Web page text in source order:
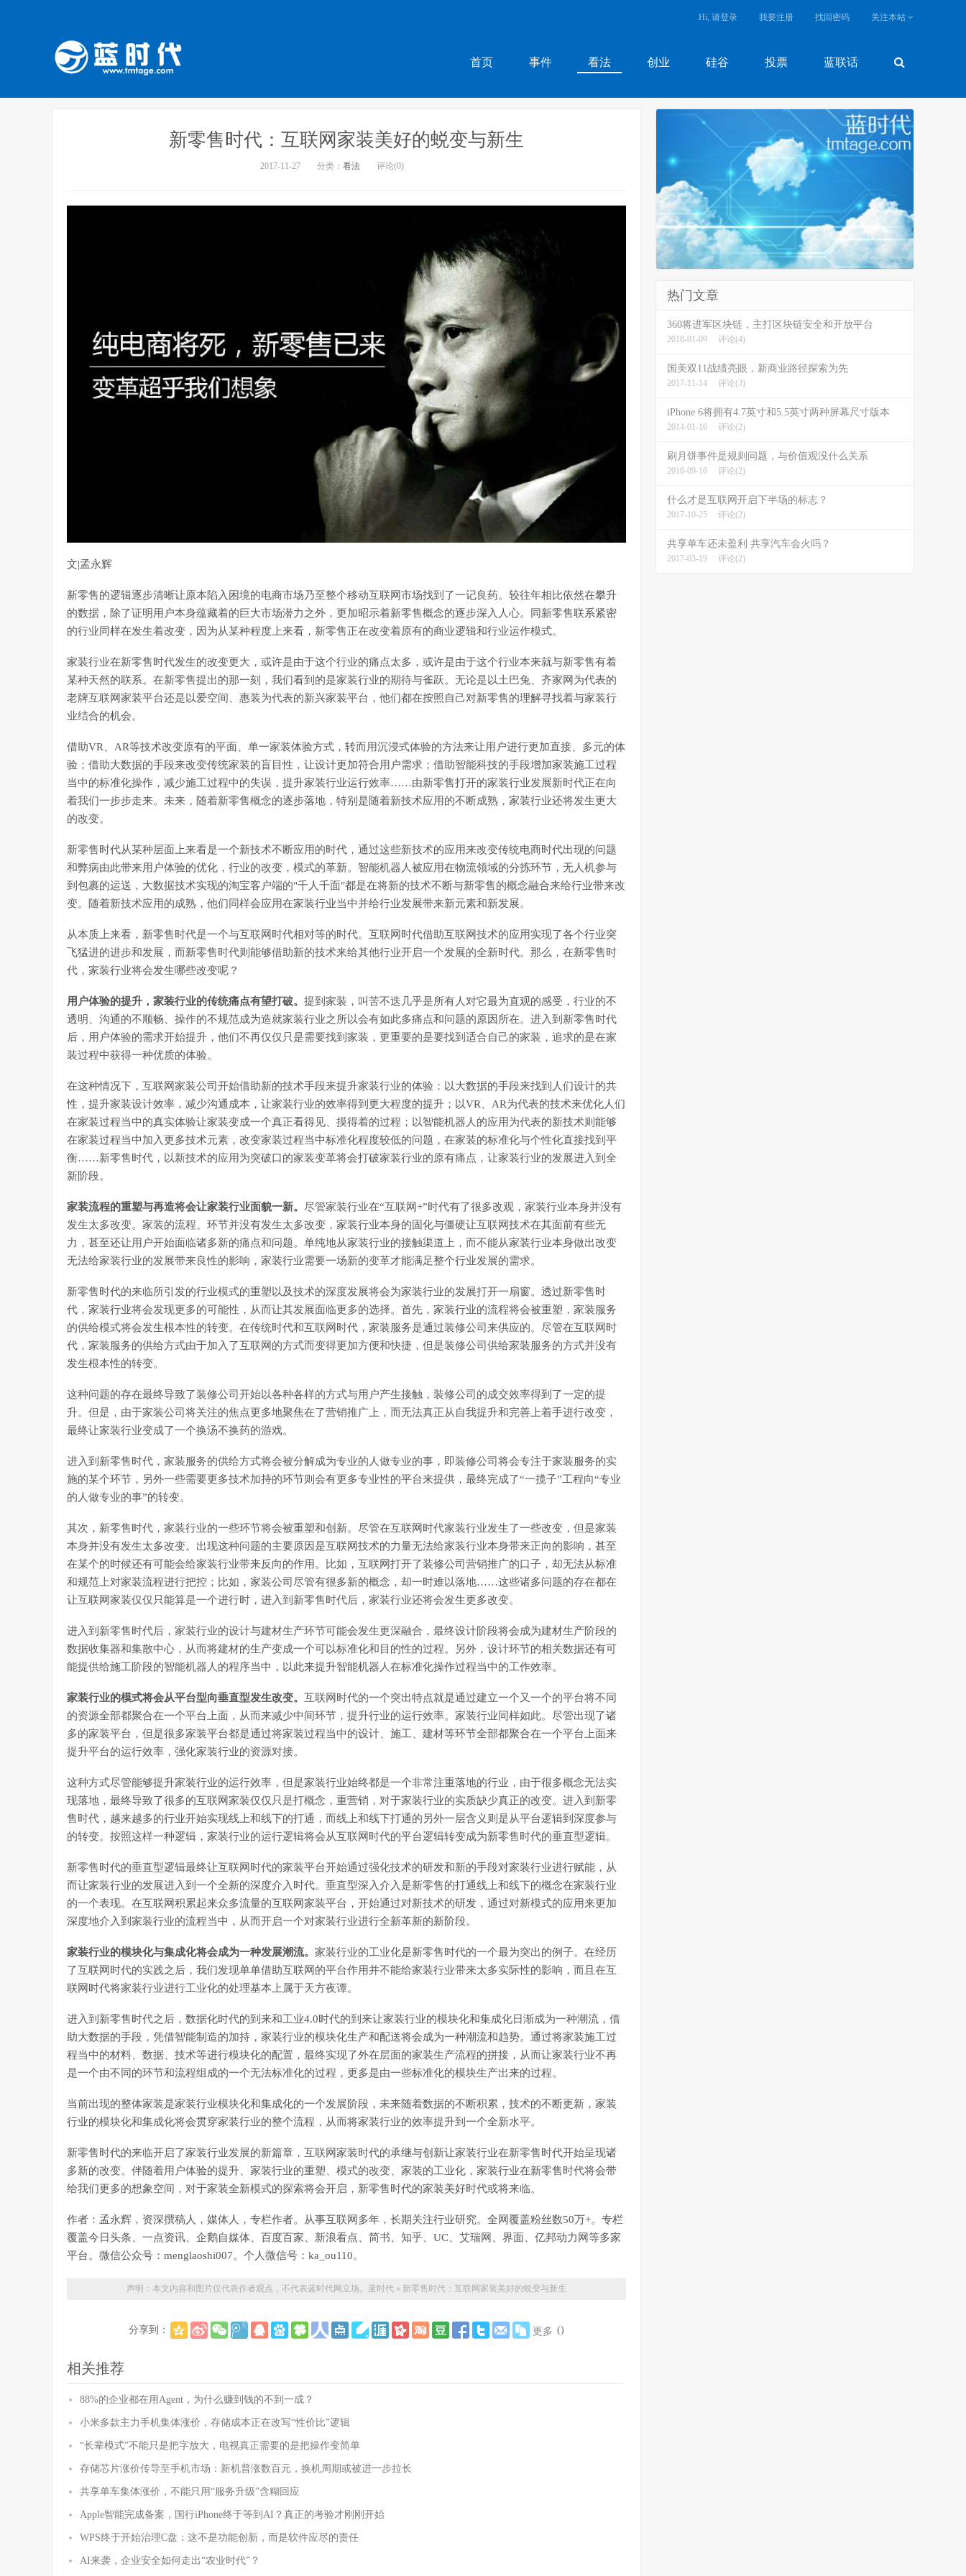
首页 事件 看法 创业 硅谷 投票 蓝联话
Hi, 请登录 我要注册 找回密码 关注本站
新零售时代：互联网家装美好的蜕变与新生
2017-11-27 分类： 看法 评论(0)
文|孟永辉
新零售的逻辑逐步清晰让原本陷入困境的电商市场乃至整个移动互联网市场找到了一记良药。较往年相比依然在攀升
的数据，除了证明用户本身蕴藏着的巨大市场潜力之外，更加昭示着新零售概念的逐步深入人心。同新零售联系紧密
的行业同样在发生着改变，因为从某种程度上来看，新零售正在改变着原有的商业逻辑和行业运作模式。
家装行业在新零售时代发生的改变更大，或许是由于这个行业的痛点太多，或许是由于这个行业本来就与新零售有着
某种天然的联系。在新零售提出的那一刻，我们看到的是家装行业的期待与雀跃。无论是以土巴兔、齐家网为代表的
老牌互联网家装平台还是以爱空间、惠装为代表的新兴家装平台，他们都在按照自己对新零售的理解寻找着与家装行
业结合的机会。
借助VR、AR等技术改变原有的平面、单一家装体验方式，转而用沉浸式体验的方法来让用户进行更加直接、多元的体
验；借助大数据的手段来改变传统家装的盲目性，让设计更加符合用户需求；借助智能科技的手段增加家装施工过程
当中的标准化操作，减少施工过程中的失误，提升家装行业运行效率……由新零售打开的家装行业发展新时代正在向
着我们一步步走来。未来，随着新零售概念的逐步落地，特别是随着新技术应用的不断成熟，家装行业还将发生更大
的改变。
新零售时代从某种层面上来看是一个新技术不断应用的时代，通过这些新技术的应用来改变传统电商时代出现的问题
和弊病由此带来用户体验的优化，行业的改变，模式的革新。智能机器人被应用在物流领域的分拣环节，无人机参与
到包裹的运送，大数据技术实现的淘宝客户端的"千人千面"都是在将新的技术不断与新零售的概念融合来给行业带来改
变。随着新技术应用的成熟，他们同样会应用在家装行业当中并给行业发展带来新元素和新发展。
从本质上来看，新零售时代是一个与互联网时代相对等的时代。互联网时代借助互联网技术的应用实现了各个行业突
飞猛进的进步和发展，而新零售时代则能够借助新的技术来给其他行业开启一个发展的全新时代。那么，在新零售时
代，家装行业将会发生哪些改变呢？
用户体验的提升，家装行业的传统痛点有望打破。 提到家装，叫苦不迭几乎是所有人对它最为直观的感受，行业的不
透明、沟通的不顺畅、操作的不规范成为造就家装行业之所以会有如此多痛点和问题的原因所在。进入到新零售时代
后，用户体验的需求开始提升，他们不再仅仅只是需要找到家装，更重要的是要找到适合自己的家装，追求的是在家
装过程中获得一种优质的体验。
在这种情况下，互联网家装公司开始借助新的技术手段来提升家装行业的体验：以大数据的手段来找到人们设计的共
性，提升家装设计效率，减少沟通成本，让家装行业的效率得到更大程度的提升；以VR、AR为代表的技术来优化人们
在家装过程当中的真实体验让家装变成一个真正看得见、摸得着的过程；以智能机器人的应用为代表的新技术则能够
在家装过程当中加入更多技术元素，改变家装过程当中标准化程度较低的问题，在家装的标准化与个性化直接找到平
衡……新零售时代，以新技术的应用为突破口的家装变革将会打破家装行业的原有痛点，让家装行业的发展进入到全
新阶段。
家装流程的重塑与再造将会让家装行业面貌一新。 尽管家装行业在“互联网+”时代有了很多改观，家装行业本身并没有
发生太多改变。家装的流程、环节并没有发生太多改变，家装行业本身的固化与僵硬让互联网技术在其面前有些无
力，甚至还让用户开始面临诸多新的痛点和问题。单纯地从家装行业的接触渠道上，而不能从家装行业本身做出改变
无法给家装行业的发展带来良性的影响，家装行业需要一场新的变革才能满足整个行业发展的需求。
新零售时代的来临所引发的行业模式的重塑以及技术的深度发展将会为家装行业的发展打开一扇窗。透过新零售时
代，家装行业将会发现更多的可能性，从而让其发展面临更多的选择。首先，家装行业的流程将会被重塑，家装服务
的供给模式将会发生根本性的转变。在传统时代和互联网时代，家装服务是通过装修公司来供应的。尽管在互联网时
代，家装服务的供给方式由于加入了互联网的方式而变得更加方便和快捷，但是装修公司供给家装服务的方式并没有
发生根本性的转变。
这种问题的存在最终导致了装修公司开始以各种各样的方式与用户产生接触，装修公司的成交效率得到了一定的提
升。但是，由于家装公司将关注的焦点更多地聚焦在了营销推广上，而无法真正从自我提升和完善上着手进行改变，
最终让家装行业变成了一个换汤不换药的游戏。
进入到新零售时代，家装服务的供给方式将会被分解成为专业的人做专业的事，即装修公司将会专注于家装服务的实
施的某个环节，另外一些需要更多技术加持的环节则会有更多专业性的平台来提供，最终完成了“一揽子”工程向“专业
的人做专业的事”的转变。
其次，新零售时代，家装行业的一些环节将会被重塑和创新。尽管在互联网时代家装行业发生了一些改变，但是家装
本身并没有发生太多改变。出现这种问题的主要原因是互联网技术的力量无法给家装行业本身带来正向的影响，甚至
在某个的时候还有可能会给家装行业带来反向的作用。比如，互联网打开了装修公司营销推广的口子，却无法从标准
和规范上对家装流程进行把控；比如，家装公司尽管有很多新的概念，却一时难以落地……这些诸多问题的存在都在
让互联网家装仅仅只能算是一个进行时，进入到新零售时代后，家装行业还将会发生更多改变。
进入到新零售时代后，家装行业的设计与建材生产环节可能会发生更深融合，最终设计阶段将会成为建材生产阶段的
数据收集器和集散中心，从而将建材的生产变成一个可以标准化和目的性的过程。另外，设计环节的相关数据还有可
能提供给施工阶段的智能机器人的程序当中，以此来提升智能机器人在标准化操作过程当中的工作效率。
家装行业的模式将会从平台型向垂直型发生改变。 互联网时代的一个突出特点就是通过建立一个又一个的平台将不同
的资源全部都聚合在一个平台上面，从而来减少中间环节，提升行业的运行效率。家装行业同样如此。尽管出现了诸
多的家装平台，但是很多家装平台都是通过将家装过程当中的设计、施工、建材等环节全部都聚合在一个平台上面来
提升平台的运行效率，强化家装行业的资源对接。
这种方式尽管能够提升家装行业的运行效率，但是家装行业始终都是一个非常注重落地的行业，由于很多概念无法实
现落地，最终导致了很多的互联网家装仅仅只是打概念，重营销，对于家装行业的实质缺少真正的改变。进入到新零
售时代，越来越多的行业开始实现线上和线下的打通，而线上和线下打通的另外一层含义则是从平台逻辑到深度参与
的转变。按照这样一种逻辑，家装行业的运行逻辑将会从互联网时代的平台逻辑转变成为新零售时代的垂直型逻辑。
新零售时代的垂直型逻辑最终让互联网时代的家装平台开始通过强化技术的研发和新的手段对家装行业进行赋能，从
而让家装行业的发展进入到一个全新的深度介入时代。垂直型深入介入是新零售的打通线上和线下的概念在家装行业
的一个表现。在互联网积累起来众多流量的互联网家装平台，开始通过对新技术的研发，通过对新模式的应用来更加
深度地介入到家装行业的流程当中，从而开启一个对家装行业进行全新革新的新阶段。
家装行业的模块化与集成化将会成为一种发展潮流。 家装行业的工业化是新零售时代的一个最为突出的例子。在经历
了互联网时代的实践之后，我们发现单单借助互联网的平台作用并不能给家装行业带来太多实际性的影响，而且在互
联网时代将家装行业进行工业化的处理基本上属于天方夜谭。
进入到新零售时代之后，数据化时代的到来和工业4.0时代的到来让家装行业的模块化和集成化日渐成为一种潮流，借
助大数据的手段，凭借智能制造的加持，家装行业的模块化生产和配送将会成为一种潮流和趋势。通过将家装施工过
程当中的材料、数据、技术等进行模块化的配置，最终实现了外在层面的家装生产流程的拼接，从而让家装行业不再
是一个由不同的环节和流程组成的一个无法标准化的过程，更多是由一些标准化的模块生产出来的过程。
当前出现的整体家装是家装行业模块化和集成化的一个发展阶段，未来随着数据的不断积累，技术的不断更新，家装
行业的模块化和集成化将会贯穿家装行业的整个流程，从而将家装行业的效率提升到一个全新水平。
新零售时代的来临开启了家装行业发展的新篇章，互联网家装时代的承继与创新让家装行业在新零售时代开始呈现诸
多新的改变。伴随着用户体验的提升、家装行业的重塑、模式的改变、家装的工业化，家装行业在新零售时代将会带
给我们更多的想象空间，对于家装全新模式的探索将会开启，新零售时代的家装美好时代或将来临。
作者：孟永辉，资深撰稿人，媒体人，专栏作者。从事互联网多年，长期关注行业研究。全网覆盖粉丝数50万+。专栏
覆盖今日头条、一点资讯、企鹅自媒体、百度百家、新浪看点、简书、知乎、UC、艾瑞网、界面、亿邦动力网等多家
平台。微信公众号：menglaoshi007。个人微信号：ka_ou110。
声明：本文内容和图片仅代表作者观点，不代表蓝时代网立场。 蓝时代 » 新零售时代：互联网家装美好的蜕变与新生
分享到： 更多 ()
相关推荐
88%的企业都在用Agent，为什么赚到钱的不到一成？
小米多款主力手机集体涨价，存储成本正在改写“性价比”逻辑
“长辈模式”不能只是把字放大，电视真正需要的是把操作变简单
存储芯片涨价传导至手机市场：新机普涨数百元，换机周期或被进一步拉长
共享单车集体涨价，不能只用“服务升级”含糊回应
Apple智能完成备案，国行iPhone终于等到AI？真正的考验才刚刚开始
WPS终于开始治理C盘：这不是功能创新，而是软件应尽的责任
AI来袭，企业安全如何走出“农业时代”？
热门文章
360将进军区块链，主打区块链安全和开放平台
2018-01-09 评论(4)
国美双11战绩亮眼，新商业路径探索为先
2017-11-14 评论(3)
iPhone 6将拥有4.7英寸和5.5英寸两种屏幕尺寸版本
2014-01-16 评论(2)
刷月饼事件是规则问题，与价值观没什么关系
2016-09-16 评论(2)
什么才是互联网开启下半场的标志？
2017-10-25 评论(2)
共享单车还未盈利 共享汽车会火吗？
2017-03-19 评论(2)